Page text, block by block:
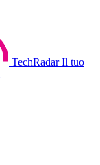
TechRadar Il tuo